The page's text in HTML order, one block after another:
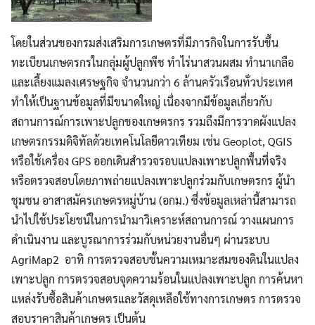
โดยในส่วนของกรมส่งเสริมการเกษตรที่มีภารกิจในการรับขึ้น
ทะเบียนเกษตรกรในกลุ่มผู้ปลูกพืช ทำไร่นาสวนผสม ทำนาเกลือ
และเลี้ยงแมลงเศรษฐกิจ จำนวนกว่า 6 ล้านครัวเรือนทั่วประเทศ
ทำให้เป็นฐานข้อมูลที่มีขนาดใหญ่ เนื่องจากมีข้อมูลเกี่ยวกับ
สถานการณ์การเพาะปลูกของเกษตรกร รวมถึงมีการวาดผังแปลง
เกษตรกรรมดิจิทัลด้วยเทคโนโลยีดาวเทียม เช่น Geoplot, QGIS
หรือใช้เครื่อง GPS ออกเดินสำรวจรอบแปลงเพาะปลูกพื้นที่จริง
หรือตรวจสอบโดยภาพถ่ายแปลงเพาะปลูกร่วมกับเกษตรกร ผู้นำ
ชุมชน อาสาสมัครเกษตรหมู่บ้าน (อกม.) ซึ่งข้อมูลเหล่านี้สามารถ
นำไปใช้ประโยชน์ในการนำมาวิเคราะห์สถานการณ์ วางแผนการ
ดำเนินงาน และบูรณาการร่วมกับหน่วยงานอื่นๆ ผ่านระบบ
AgriMap2 อาทิ การตรวจสอบชั้นความเหมาะสมของดินในแปลง
เพาะปลูก การตรวจสอบจุดความร้อนในแปลงเพาะปลูก การค้นหา
แหล่งรับซื้อสินค้าเกษตรและวัสดุเหลือใช้ทางการเกษตร การตรวจ
สอบราคาสินค้าเกษตร เป็นต้น